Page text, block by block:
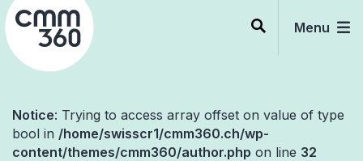
Skip
to
content
Menu
Notice: Trying to access array offset on value of type
bool in /home/swisscr1/cmm360.ch/wp-
content/themes/cmm360/author.php on line 32